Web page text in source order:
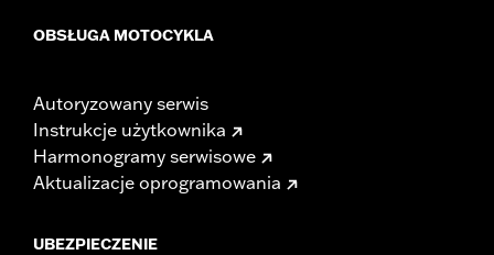
OBSŁUGA MOTOCYKLA
Autoryzowany serwis
Instrukcje użytkownika
Harmonogramy serwisowe
Aktualizacje oprogramowania
UBEZPIECZENIE